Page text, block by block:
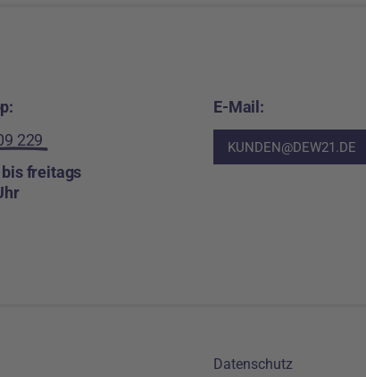
229
freitags
E-Mail:
KUNDEN@DEW21.DE
Meta-Navigation
Datenschutz